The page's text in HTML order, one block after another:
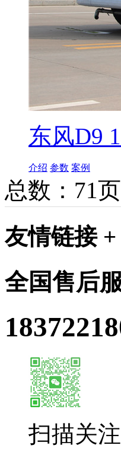
东风D9
介绍 参数 案例
总数：71
友情链接 +
全国售后
扫描关